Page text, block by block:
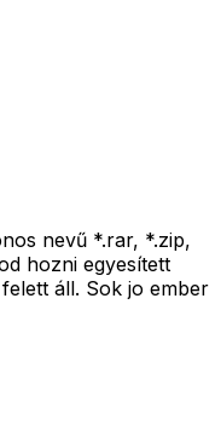
nevű *.rar, *.zip,
hozni egyesített
áll. Sok jo ember